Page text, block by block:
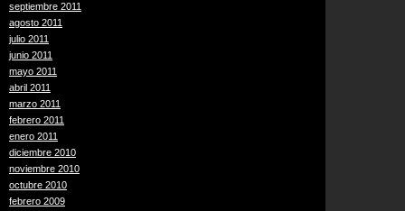
septiembre 2011
agosto 2011
julio 2011
junio 2011
mayo 2011
abril 2011
marzo 2011
febrero 2011
enero 2011
diciembre 2010
noviembre 2010
octubre 2010
febrero 2009